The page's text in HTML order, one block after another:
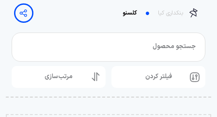
بنکداری کیا کلسنو
جستجو محصول
فیلتر کردن مرتب‌سازی